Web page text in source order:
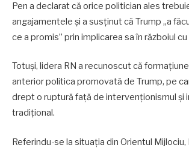
Pen a declarat că orice politician ales
angajamentele și a susținut că Trump „a
ce a promis” prin implicarea sa în războiul cu
Totuși, lidera RN a recunoscut că
anterior politica promovată de Trump, pe
drept o ruptură față de intervenționismul și
tradițional.
Referindu-se la situația din Orientul Mijlociu,